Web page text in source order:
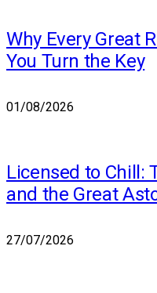
Why Every Great
You Turn the Key
01/08/2026
Licensed to Chill:
and the Great
27/07/2026